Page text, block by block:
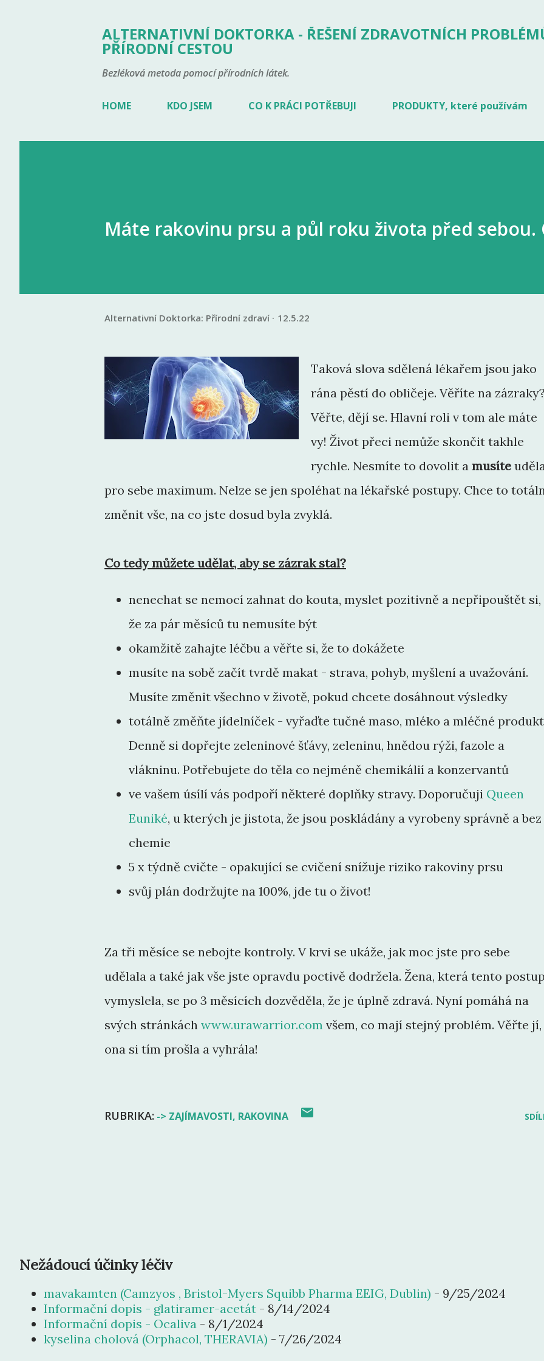
ALTERNATIVNÍ DOKTORKA - ŘEŠENÍ ZDRAVOTNÍCH
PŘÍRODNÍ CESTOU
Bezléková metoda pomocí přírodních látek.
HOME KDO JSEM CO K PRÁCI POTŘEBUJI PRODUKTY, které používám
Máte rakovinu prsu a půl roku života před sebou.
Alternativní Doktorka: Přírodní zdraví 12.5.22
Taková slova sdělená lékařem jsou jako
rána pěstí do obličeje. Věříte na
Věřte, dějí se. Hlavní roli v tom ale máte
vy! Život přeci nemůže skončit takhle
rychle. Nesmíte to dovolit a musíte
pro sebe maximum. Nelze se jen spoléhat na lékařské postupy. Chce to
změnit vše, na co jste dosud byla zvyklá.
Co tedy můžete udělat, aby se zázrak stal?
nenechat se nemocí zahnat do kouta, myslet pozitivně a nepřipouštět si,
že za pár měsíců tu nemusíte být
okamžitě zahajte léčbu a věřte si, že to dokážete
musíte na sobě začít tvrdě makat - strava, pohyb, myšlení a uvažování.
Musíte změnit všechno v životě, pokud chcete dosáhnout výsledky
totálně změňte jídelníček - vyřaďte tučné maso, mléko a mléčné
Denně si dopřejte zeleninové šťávy, zeleninu, hnědou rýži, fazole a
vlákninu. Potřebujete do těla co nejméně chemikálií a konzervantů
ve vašem úsílí vás podpoří některé doplňky stravy. Doporučuji Queen
Euniké, u kterých je jistota, že jsou poskládány a vyrobeny správně a bez
chemie
5 x týdně cvičte - opakující se cvičení snížuje riziko rakoviny prsu
svůj plán dodržujte na 100%, jde tu o život!
Za tři měsíce se nebojte kontroly. V krvi se ukáže, jak moc jste pro sebe
udělala a také jak vše jste opravdu poctivě dodržela. Žena, která tento
vymyslela, se po 3 měsících dozvěděla, že je úplně zdravá. Nyní pomáhá na
svých stránkách www.urawarrior.com všem, co mají stejný problém. Věřte jí,
ona si tím prošla a vyhrála!
RUBRIKA: -> ZAJÍMAVOSTI RAKOVINA
Nežádoucí účinky léčiv
mavakamten (Camzyos , Bristol-Myers Squibb Pharma EEIG, Dublin) - 9/25/2024
Informační dopis - glatiramer-acetát - 8/14/2024
Informační dopis - Ocaliva - 8/1/2024
kyselina cholová (Orphacol, THERAVIA) - 7/26/2024